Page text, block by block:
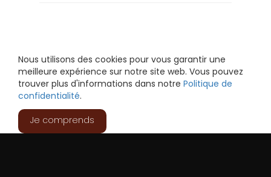
Nous utilisons des cookies pour vous garantir une
meilleure expérience sur notre site web. Vous pouvez
trouver plus d'informations dans notre Politique de
confidentialité.
Je comprends